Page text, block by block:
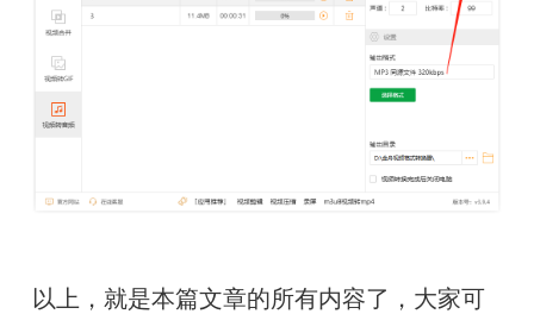
以上，就是本篇文章的所有内容了，大家可